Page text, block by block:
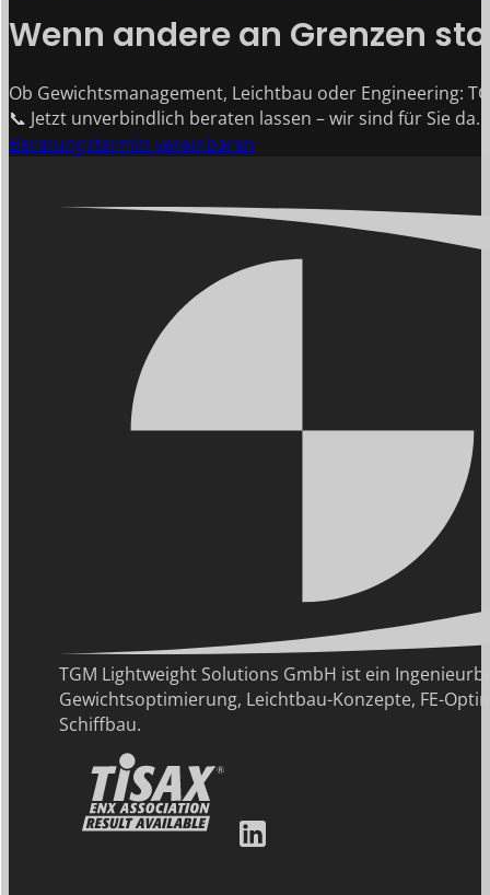
Wenn andere an Grenzen
Ob Gewichtsmanagement, Leichtbau oder Engineering:
📞 Jetzt unverbindlich beraten lassen – wir sind für Sie da.
Beratungstermin vereinbaren
TGM Lightweight Solutions GmbH ist ein
Gewichtsoptimierung, Leichtbau-Konzepte, FE-
Schiffbau.